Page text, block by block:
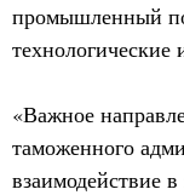
промышленный
технологические
«Важное
таможенного
взаимодействие